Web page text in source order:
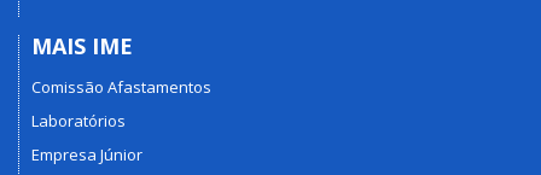
MAIS IME
Comissão Afastamentos
Laboratórios
Empresa Júnior